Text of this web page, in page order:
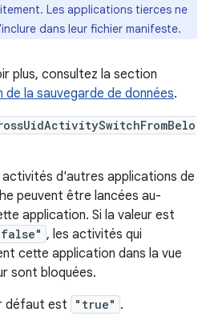
Les applications tierces ne
dans leur fichier manifeste.
plus, consultez la section
la sauvegarde de données.
activités d'autres applications de
peuvent être lancées au-
application. Si la valeur est
, les activités qui
cette application dans la vue
sont bloquées.
défaut est
"true" .